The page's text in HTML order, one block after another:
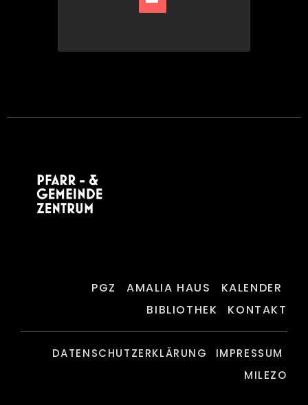
PGZ AMALIA HAUS
KALENDER
BIBLIOTHEK
KONTAKT
DATENSCHUTZERKLÄRUNG
IMPRESSUM
MILEZO